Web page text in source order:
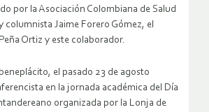
por la Asociación Colombiana de Salud
columnista Jaime Forero Gómez, el
Ortiz y este colaborador.
el pasado 23 de agosto
en la jornada académica del Día
organizada por la Lonja de